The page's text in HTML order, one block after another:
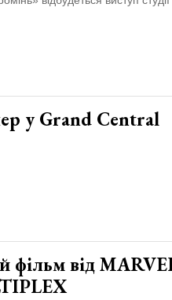
у Grand Central
фільм від